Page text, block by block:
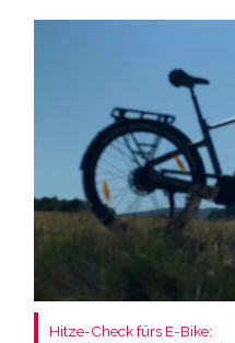
Hitze-Check fürs E-Bike: